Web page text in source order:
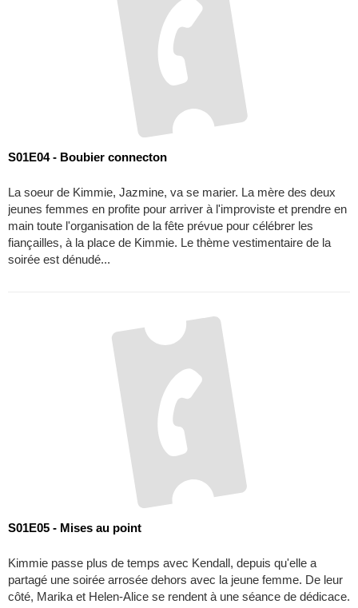
S01E04 - Boubier connecton
jeunes femmes en profite pour arriver à l'improviste et prendre en
main toute l'organisation de la fête prévue pour célébrer les
fiançailles, à la place de Kimmie. Le thème vestimentaire de la
soirée est dénudé...
S01E05 - Mises au point
Kimmie passe plus de temps avec Kendall, depuis qu'elle a
partagé une soirée arrosée dehors avec la jeune femme. De leur
Elles espèrent parler à une de leurs idoles, vedette du petit
écran...